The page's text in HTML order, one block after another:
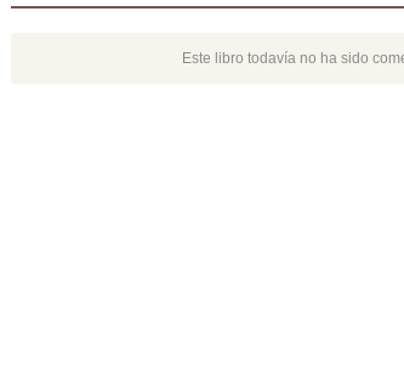
Este libro todavía no ha sido